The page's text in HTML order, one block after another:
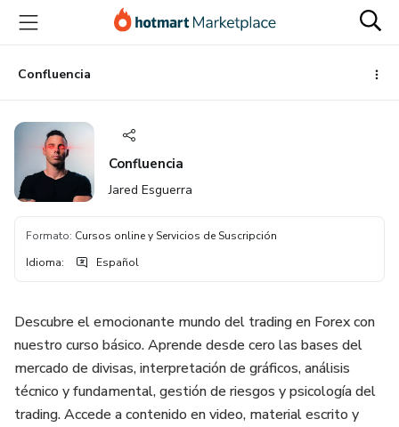
principal
página
de
página
Confluencia
Confluencia
Jared Esguerra
Formato: Cursos online y Servicios de Suscripción
Idioma: Español
Descubre el emocionante mundo del trading en Forex con
nuestro curso básico. Aprende desde cero las bases del
mercado de divisas, interpretación de gráficos, análisis
técnico y fundamental, gestión de riesgos y psicología del
trading. Accede a contenido en video, material escrito y